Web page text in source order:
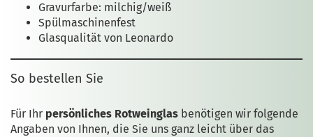
Gravurfarbe: milchig/weiß
Spülmaschinenfest
Glasqualität von Leonardo
So bestellen Sie
Für Ihr persönliches Rotweinglas benötigen wir folgende
Angaben von Ihnen, die Sie uns ganz leicht über das